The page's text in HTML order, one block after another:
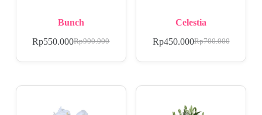
Bunch
Rp900.000
Rp550.000
Celestia
Rp700.000
Rp450.000